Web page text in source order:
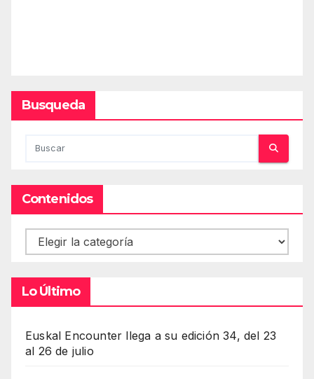
Busqueda
Contenidos
Contenidos
Lo Último
Euskal Encounter llega a su edición 34, del 23
al 26 de julio